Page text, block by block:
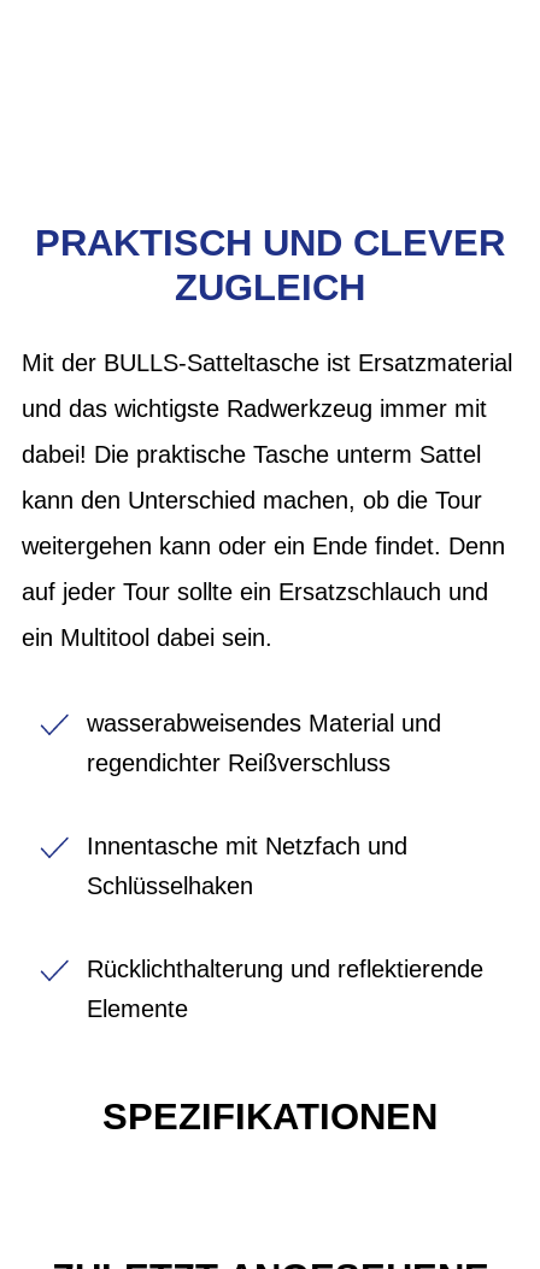
PRAKTISCH UND CLEVER
ZUGLEICH
Mit der BULLS-Satteltasche ist Ersatzmaterial
und das wichtigste Radwerkzeug immer mit
dabei! Die praktische Tasche unterm Sattel
kann den Unterschied machen, ob die Tour
weitergehen kann oder ein Ende findet. Denn
auf jeder Tour sollte ein Ersatzschlauch und
ein Multitool dabei sein.
wasserabweisendes Material und
regendichter Reißverschluss
Innentasche mit Netzfach und
Schlüsselhaken
Rücklichthalterung und reflektierende
Elemente
SPEZIFIKATIONEN